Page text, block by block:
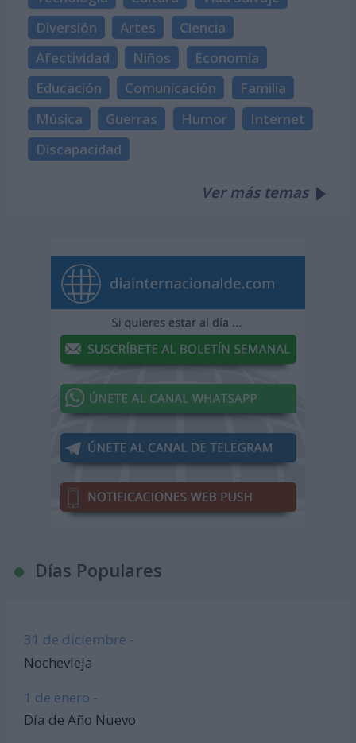
Diversión
Artes
Ciencia
Afectividad
Niños
Economía
Educación
Comunicación
Familia
Música
Guerras Humor
Internet
Discapacidad
Ver más temas
Días Populares
31 de diciembre -
Nochevieja
1 de enero -
Día de Año Nuevo